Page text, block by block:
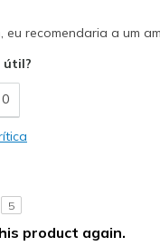
eu recomendaria a um
útil?
0
5
product again.